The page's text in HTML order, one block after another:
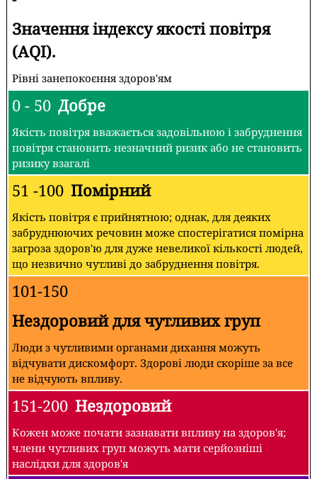
Значення індексу якості повітря
(AQI).
Рівні занепокоєння здоров'ям
0 - 50 Добре
Якість повітря вважається задовільною і забруднення
повітря становить незначний ризик або не становить
ризику взагалі
51 -100 Помірний
Якість повітря є прийнятною; однак, для деяких
забруднюючих речовин може спостерігатися помірна
загроза здоров'ю для дуже невеликої кількості людей,
що незвично чутливі до забруднення повітря.
101-150
Нездоровий для чутливих груп
Люди з чутливими органами дихання можуть
відчувати дискомфорт. Здорові люди скоріше за все
не відчують впливу.
151-200 Нездоровий
Кожен може почати зазнавати впливу на здоров'я;
члени чутливих груп можуть мати серйозніші
наслідки для здоров'я